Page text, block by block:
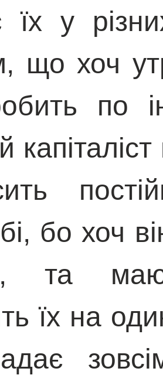
їх у
що хоч
по
бо хоч
та
їх на